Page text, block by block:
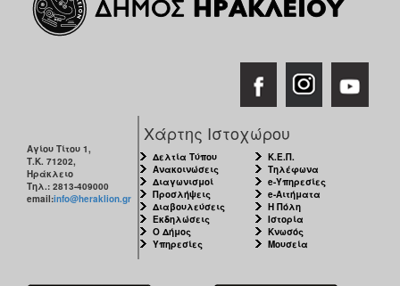
Αγίου Τίτου 1,
Τ.Κ. 71202,
Ηράκλειο
Τηλ.: 2813-409000
email:info@heraklion.gr
Χάρτης Ιστοχώρου
Δελτία Τύπου
Ανακοινώσεις
Διαγωνισμοί
Προσλήψεις
Διαβουλεύσεις
Εκδηλώσεις
Ο Δήμος
Υπηρεσίες
Κ.Ε.Π.
Τηλέφωνα
e-Υπηρεσίες
e-Αιτήματα
Η Πόλη
Ιστορία
Κνωσός
Μουσεία